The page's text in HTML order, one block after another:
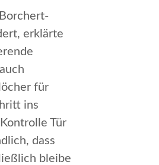
, erklärte
für
ins
Tür
dass
bleibe